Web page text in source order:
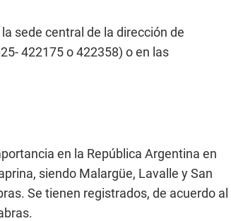
sede central de la dirección de
422175 o 422358) o en las
en la República Argentina en
siendo Malargüe, Lavalle y San
Se tienen registrados, de acuerdo al